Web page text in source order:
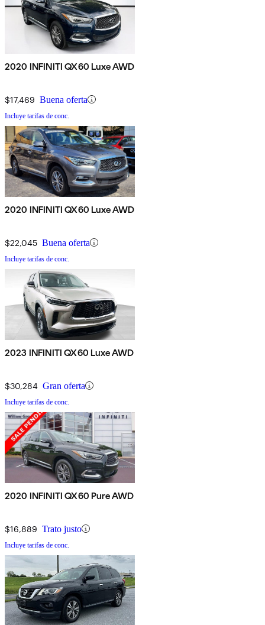
2020 INFINITI QX60 Luxe AWD
$17,469 Buena oferta
Incluye tarifas de conc.
2020 INFINITI QX60 Luxe AWD
$22,045 Buena oferta
Incluye tarifas de conc.
2023 INFINITI QX60 Luxe AWD
$30,284 Gran oferta
Incluye tarifas de conc.
2020 INFINITI QX60 Pure AWD
$16,889 Trato justo
Incluye tarifas de conc.